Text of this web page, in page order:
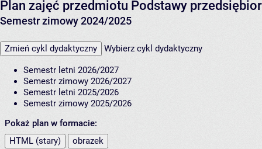
Plan zajęć przedmiotu Podstawy
Semestr zimowy 2024/2025
Zmień cykl dydaktyczny Wybierz cykl dydaktyczny
Semestr letni 2026/2027
Semestr zimowy 2026/2027
Semestr letni 2025/2026
Semestr zimowy 2025/2026
Pokaż plan w formacie:
HTML (stary)
obrazek